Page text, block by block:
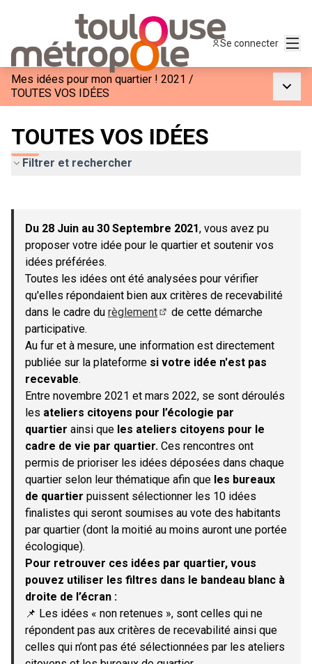
Se connecter
Mes idées pour mon quartier ! 2021 /
TOUTES VOS IDÉES
TOUTES VOS IDÉES
Filtrer et rechercher
−
Du 28 Juin au 30 Septembre 2021, vous avez pu
proposer votre idée pour le quartier et soutenir vos
idées préférées.
Toutes les idées ont été analysées pour vérifier
qu'elles répondaient bien aux critères de recevabilité
dans le cadre du règlement
de cette démarche
participative.
Au fur et à mesure, une information est directement
publiée sur la plateforme si votre idée n'est pas
recevable.
Entre novembre 2021 et mars 2022, se sont déroulés
les ateliers citoyens pour l’écologie par
quartier ainsi que les ateliers citoyens pour le
cadre de vie par quartier. Ces rencontres ont
permis de prioriser les idées déposées dans chaque
quartier selon leur thématique afin que les bureaux
de quartier puissent sélectionner les 10 idées
finalistes qui seront soumises au vote des habitants
par quartier (dont la moitié au moins auront une portée
écologique).
Pour retrouver ces idées par quartier, vous
pouvez utiliser les filtres dans le bandeau blanc à
droite de l’écran :
📌 Les idées « non retenues », sont celles qui ne
répondent pas aux critères de recevabilité ainsi que
celles qui n’ont pas été sélectionnées par les ateliers